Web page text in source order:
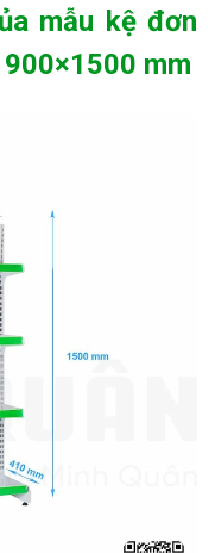
mẫu kệ đơn
mm